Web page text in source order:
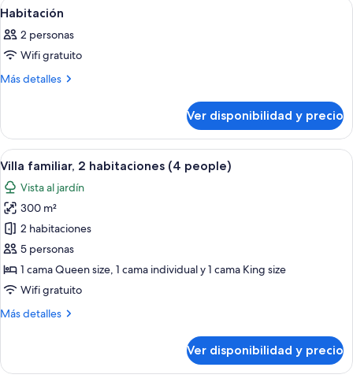
Ver
todas
las
fotos
de
5
Habitación
2 personas
Wifi gratuito
Más detalles
Más
Ver disponibilidad y precio
Ver
todas
las
fotos
de
Villa
familiar,
2
habitaciones
(4
29
Villa familiar, 2 habitaciones (4 people)
Vista al jardín
300 m²
2 habitaciones
5 personas
1 cama Queen size, 1 cama individual y 1 cama King size
Wifi gratuito
Más detalles
Más
familiar,
Ver disponibilidad y precio